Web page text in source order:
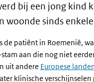
bij een jong kind
woonde sinds
de patiënt in Roemenië,
aan die nog niet
uit andere Europese
klinische verschijnselen